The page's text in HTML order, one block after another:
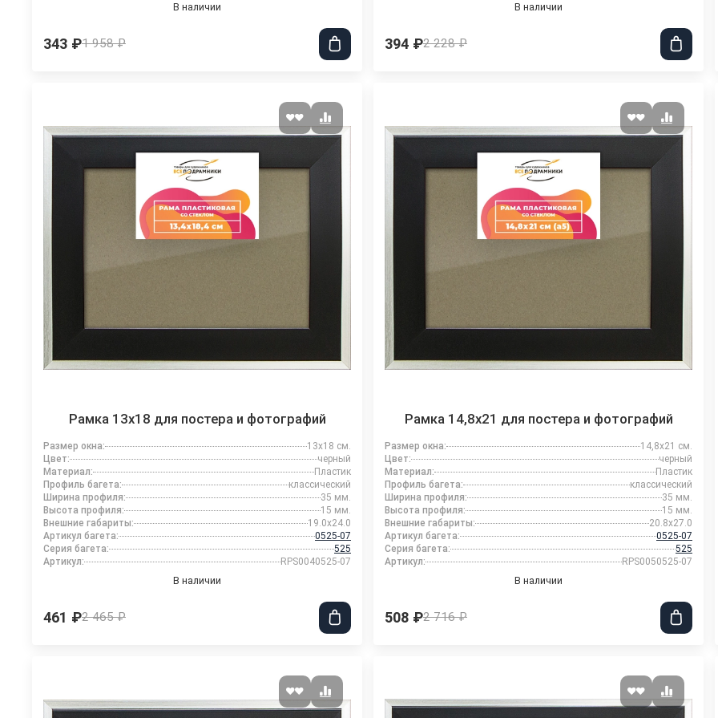
В наличии
343 ₽1 958 ₽
В наличии
394 ₽2 228 ₽
Рамка 13x18 для постера и фотографий
Размер окна:
13x18 см.
Цвет:
черный
Материал:
Пластик
Профиль багета:
классический
Ширина профиля:
35 мм.
Высота профиля:
15 мм.
Внешние габариты:
19.0x24.0
Артикул багета:
0525-07
Серия багета:
525
Артикул:
RPS0040525-07
В наличии
461 ₽2 465 ₽
Рамка 14,8x21 для постера и фотографий
Размер окна:
14,8x21 см.
Цвет:
черный
Материал:
Пластик
Профиль багета:
классический
Ширина профиля:
35 мм.
Высота профиля:
15 мм.
Внешние габариты:
20.8x27.0
Артикул багета:
0525-07
Серия багета:
525
Артикул:
RPS0050525-07
В наличии
508 ₽2 716 ₽